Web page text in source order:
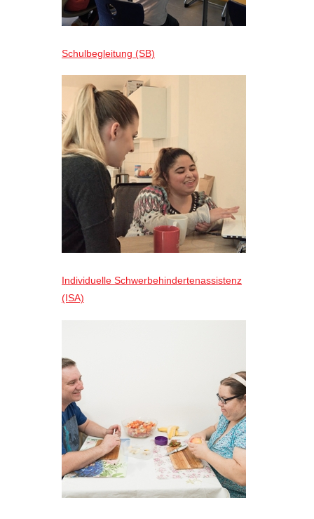
Schulbegleitung (SB)
Individuelle Schwerbehindertenassistenz
(ISA)